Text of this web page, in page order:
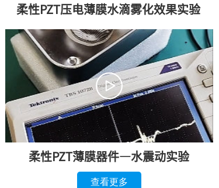
柔性PZT薄膜器件—水震动实验
柔性PZT压电薄膜水滴雾化效果实验
查看更多